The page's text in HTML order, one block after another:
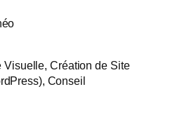
Visuelle, Création de Site
Conseil